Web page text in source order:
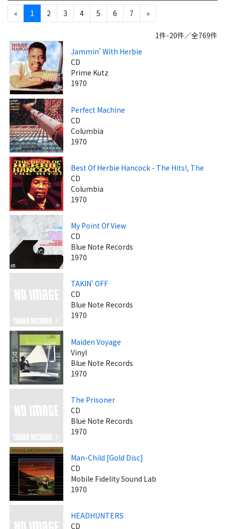
«
1 2 3 4 5 6 7 »
1件-20件／全769件
Jammin' With Herbie
CD
Prime Kutz
1970
Perfect Machine
CD
Columbia
1970
Best Of Herbie Hancock - The Hits!, The
CD
Columbia
1970
My Point Of View
CD
Blue Note Records
1970
TAKIN' OFF
CD
Blue Note Records
1970
Maiden Voyage
Vinyl
Blue Note Records
1970
The Prisoner
CD
Blue Note Records
1970
Man-Child [Gold Disc]
CD
Mobile Fidelity Sound Lab
1970
HEADHUNTERS
CD